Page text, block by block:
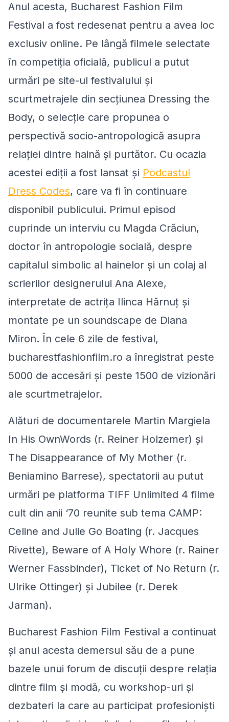
Anul acesta, Bucharest Fashion Film
Festival a fost redesenat pentru a avea loc
exclusiv online. Pe lângă filmele selectate
în competiţia oficială, publicul a putut
urmări pe site-ul festivalului și
scurtmetrajele din secțiunea Dressing the
Body, o selecție care propunea o
perspectivă socio-antropologică asupra
relației dintre haină și purtător. Cu ocazia
acestei ediții a fost lansat și Podcastul
Dress Codes, care va fi în continuare
disponibil publicului. Primul episod
cuprinde un interviu cu Magda Crăciun,
doctor în antropologie socială, despre
capitalul simbolic al hainelor și un colaj al
scrierilor designerului Ana Alexe,
interpretate de actrița Ilinca Hărnuț și
montate pe un soundscape de Diana
Miron. În cele 6 zile de festival,
bucharestfashionfilm.ro a înregistrat peste
5000 de accesări și peste 1500 de vizionări
ale scurtmetrajelor.
Alături de documentarele Martin Margiela
In His OwnWords (r. Reiner Holzemer) și
The Disappearance of My Mother (r.
Beniamino Barrese), spectatorii au putut
urmări pe platforma TIFF Unlimited 4 filme
cult din anii ‘70 reunite sub tema CAMP:
Celine and Julie Go Boating (r. Jacques
Rivette), Beware of A Holy Whore (r. Rainer
Werner Fassbinder), Ticket of No Return (r.
Ulrike Ottinger) și Jubilee (r. Derek
Jarman).
Bucharest Fashion Film Festival a continuat
și anul acesta demersul său de a pune
bazele unui forum de discuții despre relația
dintre film și modă, cu workshop-uri și
dezbateri la care au participat profesioniști